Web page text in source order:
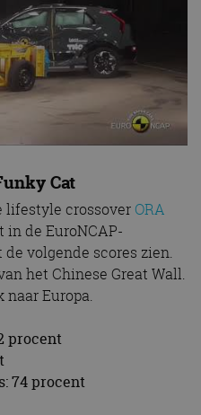
Cat
lifestyle crossover ORA
in de EuroNCAP-
volgende scores zien.
het Chinese Great Wall.
naar Europa.
procent
74 procent